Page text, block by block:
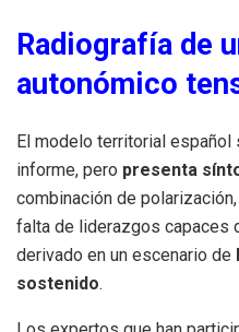
Radiografía de
autonómico
El modelo territorial
informe, pero presenta
combinación de
falta de liderazgos capaces
derivado en un escenario de
sostenido.